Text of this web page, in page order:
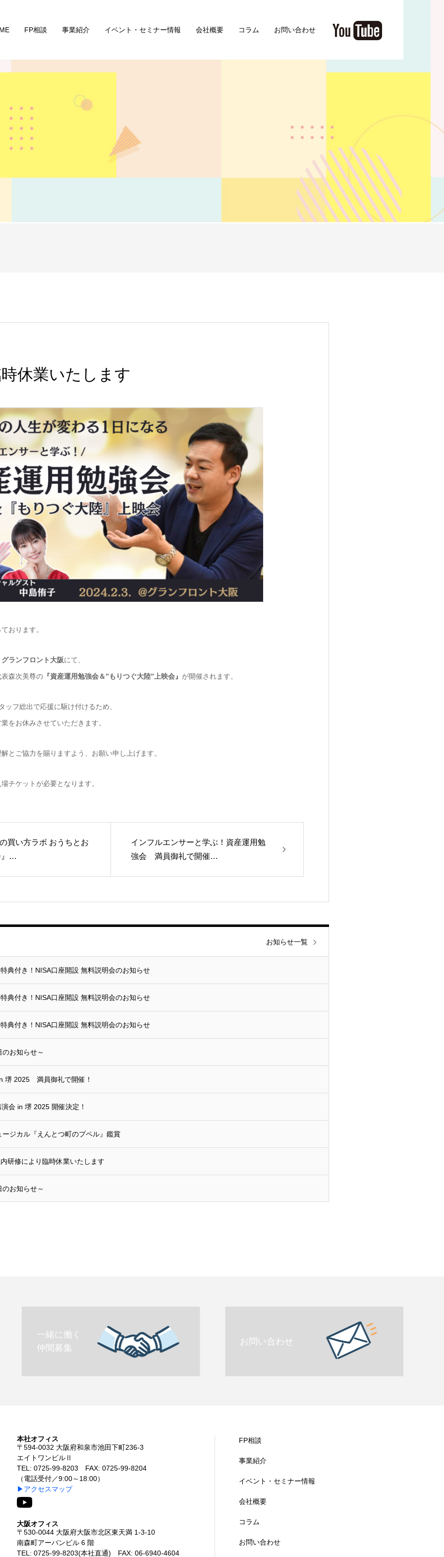
FP相談 事業紹介 イベント・セミナー情報 会社概要 コラム お問い合わせ
休業いたします
おります。
ランフロント大阪にて、
森次美尊の 『資産運用勉強会＆”もりつぐ大陸”上映会』 が開催されます。
ッフ総出で応援に駆け付けるため、
をお休みさせていただきます。
とご協力を賜りますよう、お願い申し上げます。
チケットが必要となります。
買い方ラボ おうちとお
』…
インフルエンサーと学ぶ！資産運用勉
強会 満員御礼で開催…
典付き！NISA口座開設 無料説明会のお知らせ
典付き！NISA口座開設 無料説明会のお知らせ
典付き！NISA口座開設 無料説明会のお知らせ
お知らせ～
堺 2025 満員御礼で開催！
会 in 堺 2025 開催決定！
ージカル『えんとつ町のプペル』鑑賞
研修により臨時休業いたします
お知らせ～
お知らせ一覧
一緒に働く
仲間募集
お問い合わせ
FP相談
事業紹介
イベント・セミナー情報
会社概要
コラム
お問い合わせ
本社オフィス
〒594-0032 大阪府和泉市池田下町236-3
エイトワンビルⅡ
TEL: 0725-99-8203 FAX: 0725-99-8204
（電話受付／9:00～18:00）
▶アクセスマップ
大阪オフィス
〒530-0044 大阪府大阪市北区東天満 1-3-10
南森町アーバンビル 6 階
TEL: 0725-99-8203(本社直通) FAX: 06-6940-4604